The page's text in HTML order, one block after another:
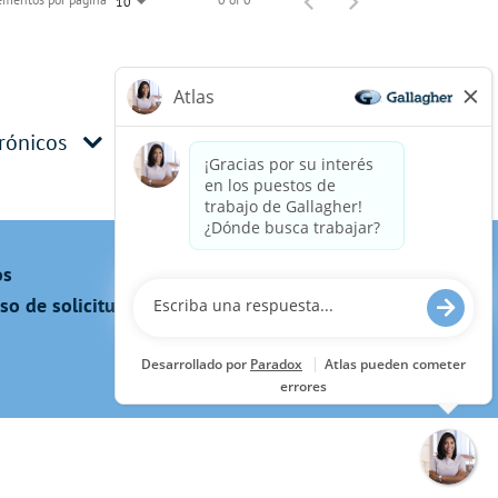
de solicitud, incluido el uso de este